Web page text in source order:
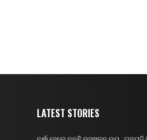
LATEST STORIES